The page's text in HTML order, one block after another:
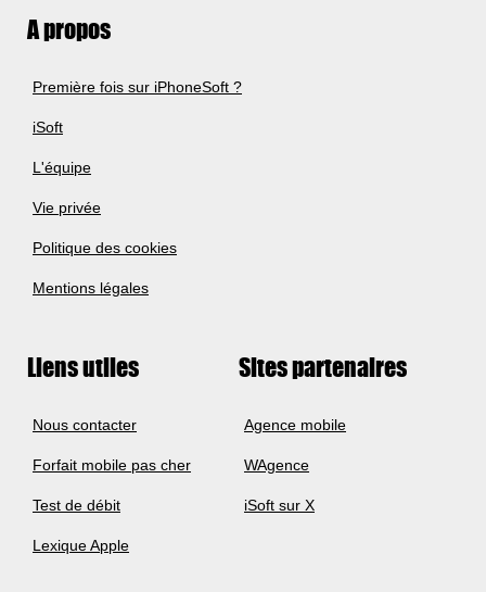
A propos
Première fois sur iPhoneSoft ?
iSoft
L'équipe
Vie privée
Politique des cookies
Mentions légales
Liens utiles
Nous contacter
Forfait mobile pas cher
Test de débit
Lexique Apple
Sites partenaires
Agence mobile
WAgence
iSoft sur X